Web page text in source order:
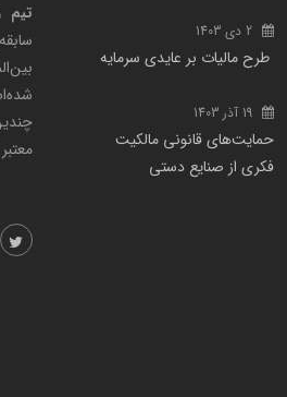
تیم
2 دی 1403
طرح مالیات بر عایدی سرمایه
19 آذر 1403
حمایت‌های قانونی مالکیت
فکری از صنایع دستی